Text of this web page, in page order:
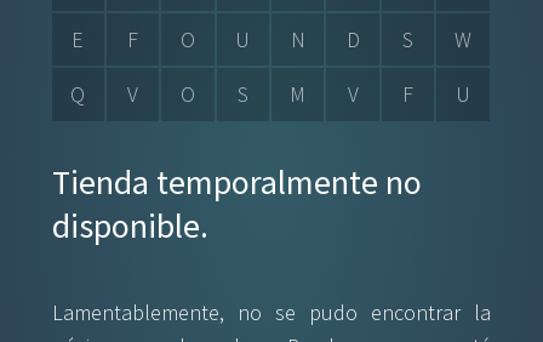
E
F O U N D S
W
Q
V O S M V F U
Tienda temporalmente no
disponible.
Lamentablemente, no se pudo encontrar la